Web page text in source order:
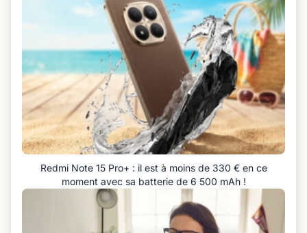
Redmi Note 15 Pro+ : il est à moins de 330 € en ce
moment avec sa batterie de 6 500 mAh !